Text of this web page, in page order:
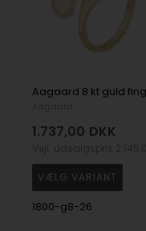
1.737,00 DKK
1800-g8-26